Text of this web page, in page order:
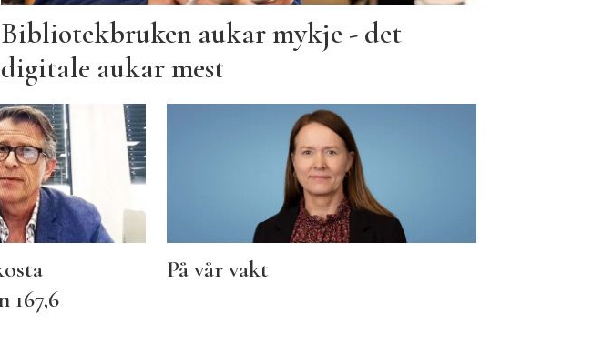
Bibliotekbruken aukar mykje - det
digitale aukar mest
167,6
På vår vakt